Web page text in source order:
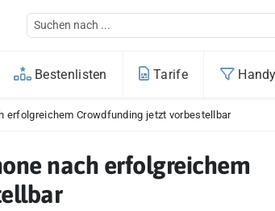
Bestenlisten Tarife
erfolgreichem Crowdfunding jetzt vorbestellbar
nach erfolgreichem